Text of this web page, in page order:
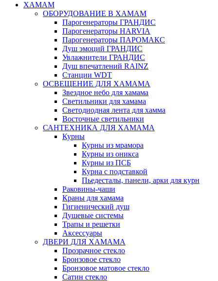
ХАМАМ
ОБОРУДОВАНИЕ В ХАМАМ
Парогенераторы ГРАНДИС
Парогенераторы HARVIA
Парогенераторы ПАРОМАКС
Душ эмоций ГРАНДИС
Увлажнители ГРАНДИС
Душ впечатлений RAINZ
Станции WDT
ОСВЕЩЕНИЕ ДЛЯ ХАМАМА
Звездное небо для хамама
Светильники для хамама
Светодиодная лента для хамма
Восточные светильники
САНТЕХНИКА ДЛЯ ХАМАМА
Курны
Курны из мрамора
Курны из оникса
Курны из ПСБ
Курна с подставкой
Пьедесталы, панели, арки для курн
Раковины-чаши
Краны для хамама
Гигиенический душ
Душевые системы
Трапы и решетки
Аксессуары
ДВЕРИ ДЛЯ ХАМАМА
Прозрачное стекло
Бронзовое стекло
Бронзовое матовое стекло
Сатин стекло